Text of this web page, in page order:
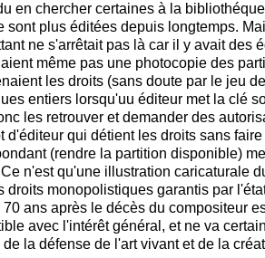
en chercher certaines à la
sont plus éditées depuis longtemps.
ne s'arrêtait pas là car il y avait des
même pas une photocopie des
les droits (sans doute par le jeu
entiers lorsqu'uu éditeur met la clé
les retrouver et demander des
d'éditeur qui détient les droits sans
(rendre la partition disponible)
n'est qu'une illustration caricaturale
droits monopolistiques garantis par
70 ans après le décès du compositeur
avec l'intérêt général, et ne va
de la défense de l'art vivant et de la